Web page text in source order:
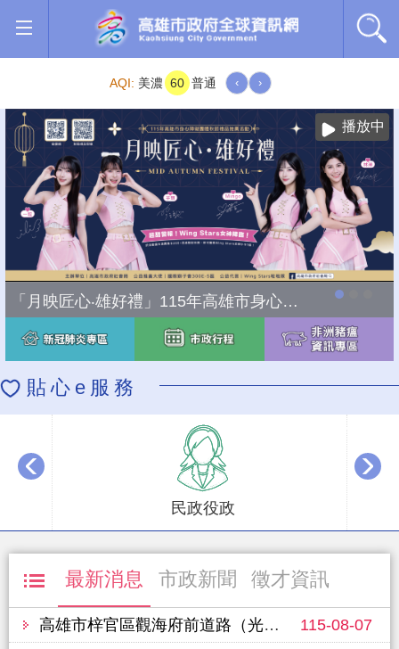
跳到主要內容區塊
AQI: 美濃 60 普通 ‹ ›
播放中
「月映匠心‧雄好禮」115年高雄市身心障礙團體秋節禮品推廣活動
貼心e服務
播放中
民政役政
最新消息 市政新聞 徵才資訊
115-08-07
高雄市梓官區觀海府前道路（光明路163巷至光明路109巷），於115年8月12日進行路面改善工程，敬請行經車輛提前改道並注意行車安全